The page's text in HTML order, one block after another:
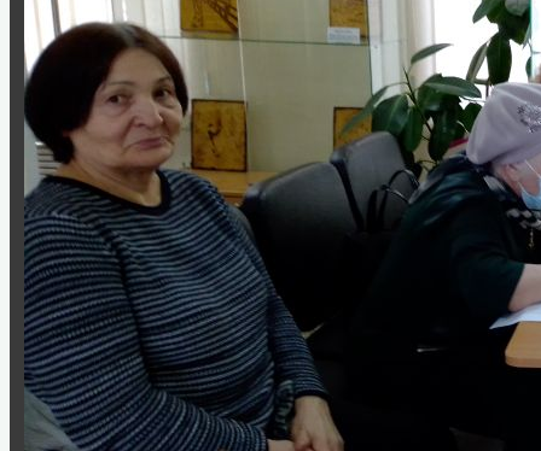
Мурашов Павел Романович
Сухих Николай Алексеевич
Назаровский тыл в годы войны
Статьи о ветеранах
Книга памяти
Воспоминания ветеранов
Аудиовизуальный проект «Расскажи о
Информация
План мероприятий
Документы
Услуги